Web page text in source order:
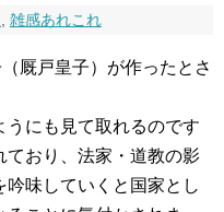
雑感あれこれ
厩戸皇子）が作ったとさ
にも見て取れるのです
ており、法家・道教の影
味していくと国家とし